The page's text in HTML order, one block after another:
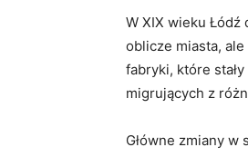
W XIX wieku Łódź
oblicze miasta, ale
fabryki, które
migrujących z
Główne zmiany